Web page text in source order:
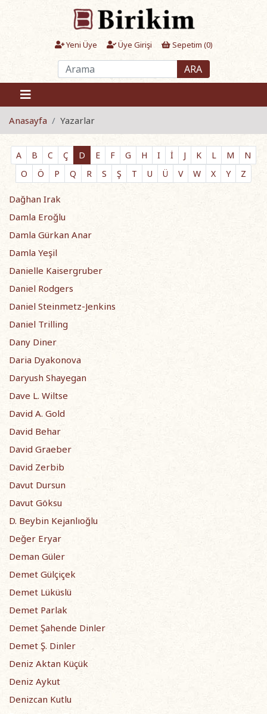
Yeni Üye Üye Girişi Sepetim (0)
ARA
Anasayfa Yazarlar
A B C Ç D E F G H I İ J K L M
N
O
Ö P Q R S Ş T U Ü V W X Y Z
Dağhan Irak
Damla Eroğlu
Damla Gürkan Anar
Damla Yeşil
Danielle Kaisergruber
Daniel Rodgers
Daniel Steinmetz-Jenkins
Daniel Trilling
Dany Diner
Daria Dyakonova
Daryush Shayegan
Dave L. Wiltse
David A. Gold
David Behar
David Graeber
David Zerbib
Davut Dursun
Davut Göksu
D. Beybin Kejanlıoğlu
Değer Eryar
Deman Güler
Demet Gülçiçek
Demet Lüküslü
Demet Parlak
Demet Şahende Dinler
Demet Ş. Dinler
Deniz Aktan Küçük
Deniz Aykut
Denizcan Kutlu